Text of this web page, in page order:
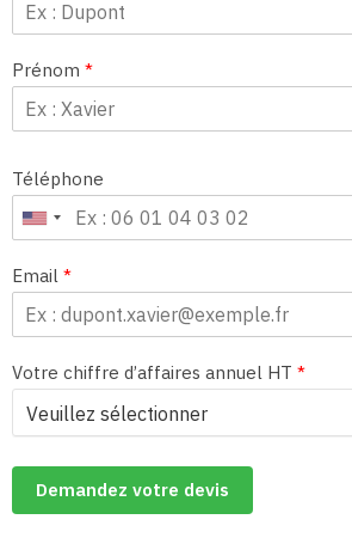
Prénom *
Téléphone
Email *
Votre chiffre d’affaires annuel HT *
Demandez votre devis